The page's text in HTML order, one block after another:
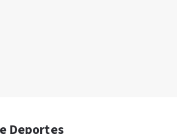
Deportes